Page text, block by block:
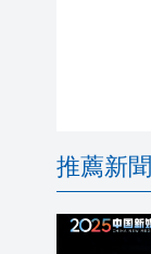
推薦新聞